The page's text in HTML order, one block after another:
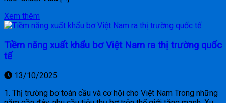
Xem thêm
Tiềm năng xuất khẩu bơ Việt Nam ra thị trường quốc
tế
13/10/2025
1. Thị trường bơ toàn cầu và cơ hội cho Việt Nam Trong những